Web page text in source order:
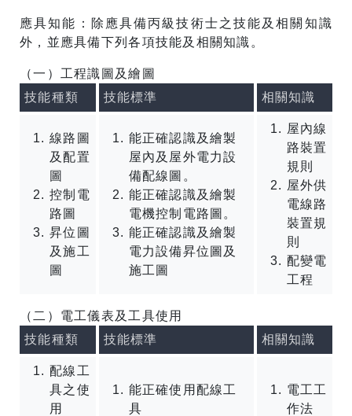
應具知能：除應具備丙級技術士之技能及相關知識
外，並應具備下列各項技能及相關知識。
（一）工程識圖及繪圖
技能種類
技能標準 相關知識
線路圖
及配置
圖
控制電
路圖
昇位圖
及施工
圖
能正確認識及繪製
屋內及屋外電力設
備配線圖。
能正確認識及繪製
電機控制電路圖。
能正確認識及繪製
電力設備昇位圖及
施工圖
屋內線
路裝置
規則
屋外供
電線路
裝置規
則
配變電
工程
（二）電工儀表及工具使用
技能種類
技能標準 相關知識
配線工
具之使
用
能正確使用配線工
具
電工工
作法